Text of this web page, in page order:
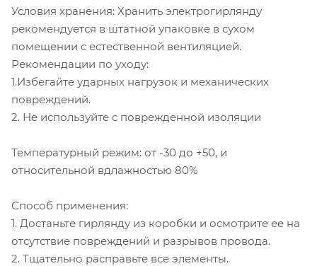
Условия хранения: Хранить электрогирлянду
рекомендуется в штатной упаковке в сухом
помещении с естественной вентиляцией.
Рекомендации по уходу:
1.Избегайте ударных нагрузок и механических
повреждений.
2. Не используйте с поврежденной изоляции
Температурный режим: от -30 до +50, и
относительной вдлажностью 80%
Способ применения:
1. Достаньте гирлянду из коробки и осмотрите ее на
отсутствие повреждений и разрывов провода.
2. Тщательно расправьте все элементы.